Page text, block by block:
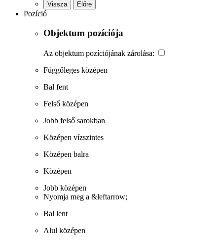
Vissza Előre
Pozíció
Objektum pozíciója
Az objektum pozíciójának zárolása:
Függőleges középen
Bal fent
Felső középen
Jobb felső sarokban
Középen vízszintes
Középen balra
Középen
Jobb középen
Nyomja meg a &leftarrow;
Bal lent
Alul középen